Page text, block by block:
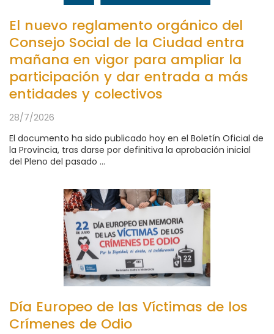
El nuevo reglamento orgánico del
Consejo Social de la Ciudad entra
mañana en vigor para ampliar la
participación y dar entrada a más
entidades y colectivos
28/7/2026
El documento ha sido publicado hoy en el Boletín Oficial de
la Provincia, tras darse por definitiva la aprobación inicial
del Pleno del pasado ...
Día Europeo de las Víctimas de los
Crímenes de Odio